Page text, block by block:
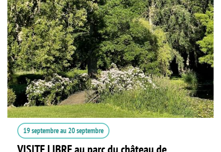
19 septembreau 20 septembre